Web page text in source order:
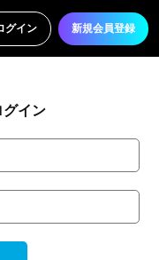
グイン 新規会員登録
グイン